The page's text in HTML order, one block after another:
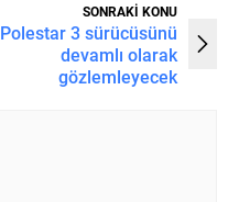
SONRAKİ KONU
Polestar 3 sürücüsünü
devamlı olarak
gözlemleyecek